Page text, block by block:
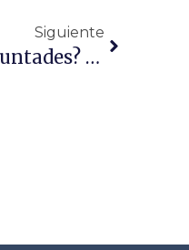
Siguiente
¿De Qué Se Trata El Certificado De Últimas Voluntades? ¿Cómo Puedo Obtenerlo?